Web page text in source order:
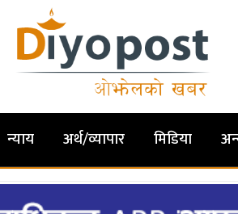
न्याय अर्थ/व्यापार मिडिया